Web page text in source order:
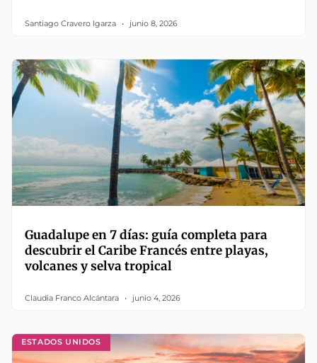
Santiago Cravero Igarza junio 8, 2026
Guadalupe en 7 días: guía completa para
descubrir el Caribe Francés entre playas,
volcanes y selva tropical
Claudia Franco Alcántara junio 4, 2026
ESTADOS UNIDOS